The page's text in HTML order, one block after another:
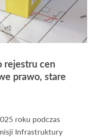
rejestru cen
prawo, stare
roku podczas
Infrastruktury